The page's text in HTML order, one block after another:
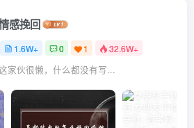
感挽回
1.6W+ 0 1 32.6W+
家伙很懒，什么都没有写...